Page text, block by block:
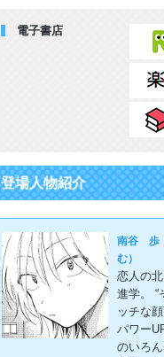
電子書店
登場人物紹介
南谷 歩
む）
恋人の
進学。 “
ッチな
パワー
のいろ